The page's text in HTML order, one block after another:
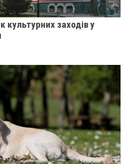
заходів у